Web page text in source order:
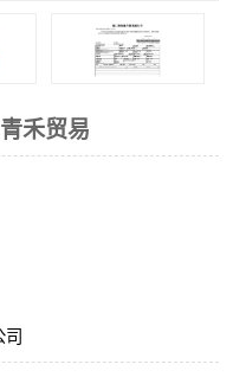
禾贸易